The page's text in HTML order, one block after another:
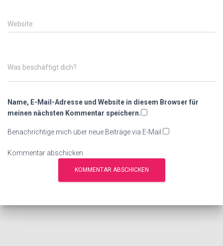
Website
Was beschäftigt dich?
Name, E-Mail-Adresse und Website in diesem Browser für
meinen nächsten Kommentar speichern.
Benachrichtige mich über neue Beiträge via E-Mail.
Kommentar abschicken